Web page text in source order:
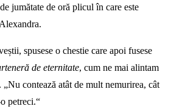
jumătate de oră plicul în care este
spusese o chestie care apoi fusese
de eternitate, cum ne mai alintam
contează atât de mult nemurirea, cât
petreci.“